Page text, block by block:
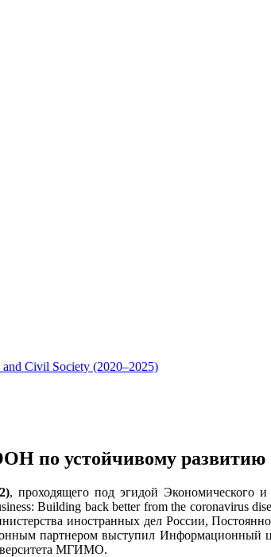
and Civil Society (2020–2025)
по устойчивому развитию
, проходящего под эгидой Экономического
Building back better from the coronavirus
иностранных дел России,
партнером выступил
МГИМО.